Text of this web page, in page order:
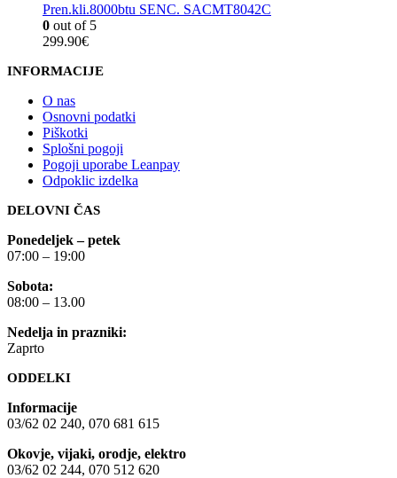
Pren.kli.8000btu SENC. SACMT8042C
0 out of 5
299.90€
INFORMACIJE
O nas
Osnovni podatki
Piškotki
Splošni pogoji
Pogoji uporabe Leanpay
Odpoklic izdelka
DELOVNI ČAS
Ponedeljek – petek
07:00 – 19:00
Sobota:
08:00 – 13.00
Nedelja in prazniki:
Zaprto
ODDELKI
Informacije
03/62 02 240, 070 681 615
Okovje, vijaki, orodje, elektro
03/62 02 244, 070 512 620